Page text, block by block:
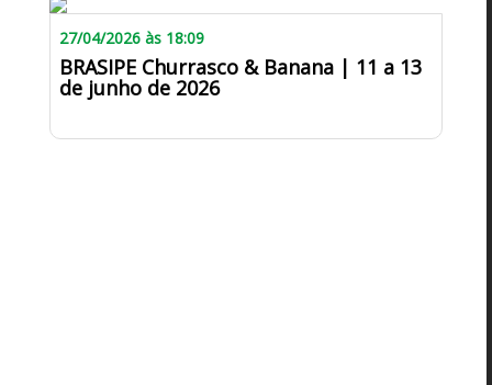
27/04/2026 às 18:09
BRASIPE Churrasco & Banana | 11 a 13
de junho de 2026